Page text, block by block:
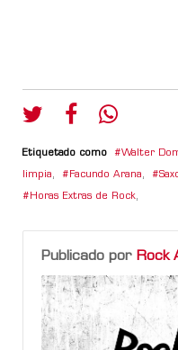
Etiquetado como Walter
limpia, Facundo Arana,
Horas Extras de Rock,
Publicado por Rock